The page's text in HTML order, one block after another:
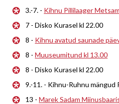
3.-7. - Kihnu Pillilaager
7 - Disko Kurasel kl 22.00
8 - Kihnu avatud saunade
8 - Muuseumitund kl 13.00
8 - Disko Kurasel kl 22.00
9.-11. - Kihnu-Ruhnu mängud
13 - Marek Sadam